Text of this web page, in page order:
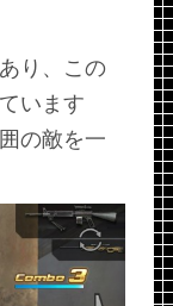
り、この
います
の敵を一